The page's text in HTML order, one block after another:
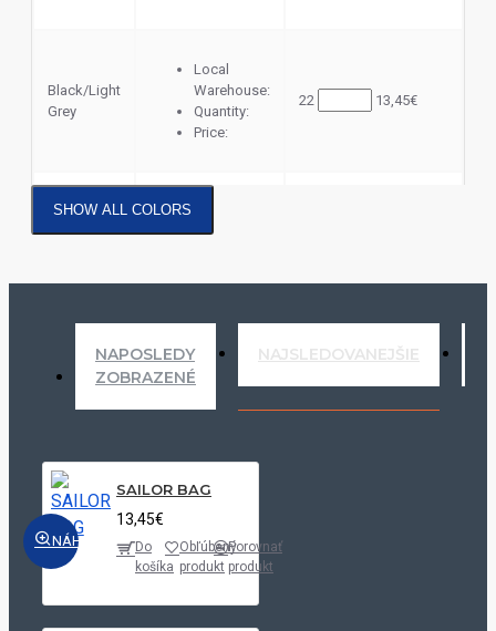
Black/Light
Grey
Local
Warehouse:
Quantity:
Price:
22 13,45€
Warehouse:
SHOW ALL COLORS
NAPOSLEDY
ZOBRAZENÉ
NAJSLEDOVANEJŠIE
NÁHĽAD
SAILOR BAG
13,45€
Do
košíka
Obľúbený
produkt
Porovnať
produkt